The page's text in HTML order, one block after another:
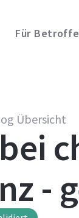
Für
Übersicht
-